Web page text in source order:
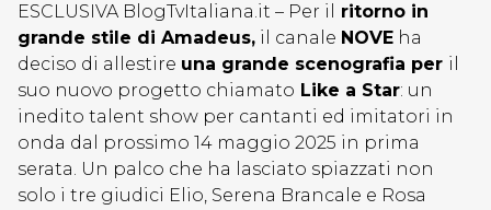
ESCLUSIVA BlogTvItaliana.it – Per il
ritorno in
grande stile di Amadeus, il canale NOVE ha
deciso di allestire una grande scenografia per il
suo nuovo progetto chiamato Like a Star: un
inedito talent show per cantanti ed imitatori in
onda dal prossimo 14 maggio 2025 in prima
serata. Un palco che ha lasciato spiazzati non
solo i tre giudici Elio, Serena Brancale e Rosa